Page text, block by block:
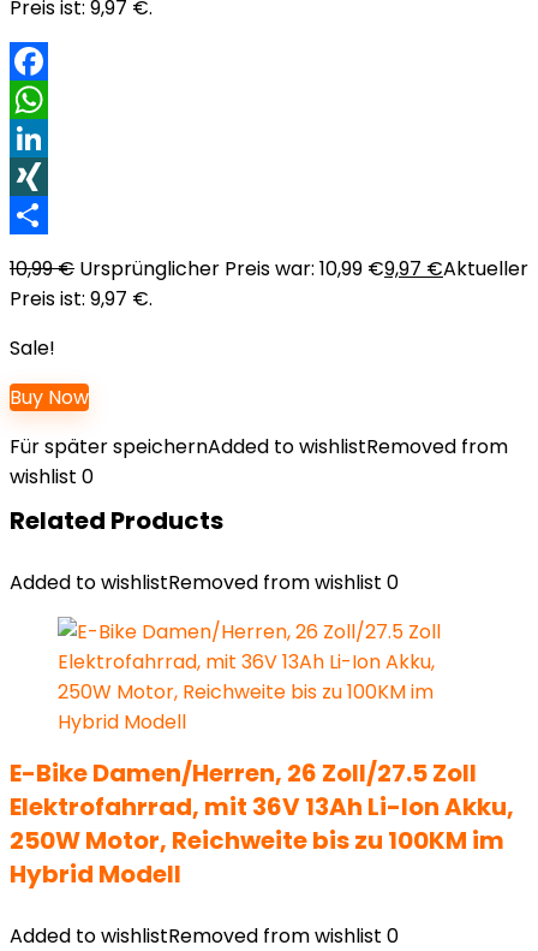
Preis ist: 9,97 €.
Facebook
WhatsApp
LinkedIn
XING
10,99€ Ursprünglicher Preis war: 10,99 €9,97 €Aktueller
Preis ist: 9,97 €.
Sale!
Buy Now
Für später speichernAdded to wishlistRemoved from
wishlist 0
Related Products
Added to wishlistRemoved from wishlist 0
E-Bike Damen/Herren, 26 Zoll/27.5 Zoll
Elektrofahrrad, mit 36V 13Ah Li-Ion Akku,
250W Motor, Reichweite bis zu 100KM im
Hybrid Modell
Added to wishlistRemoved from wishlist 0